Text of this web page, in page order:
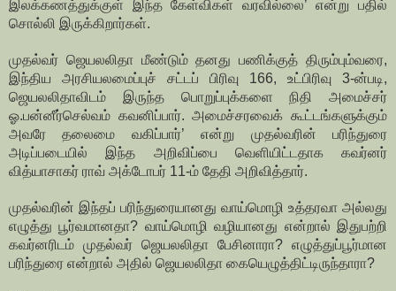
இலக்கணத்துக்குள் இந்த கேள்விகள் வரவில்லை’ என்று பதில்
சொல்லி இருக்கிறார்கள்.
முதல்வர் ஜெயலலிதா மீண்டும் தனது பணிக்குத் திரும்பும்வரை,
இந்திய அரசியலமைப்புச் சட்டப் பிரிவு 166, உட்பிரிவு 3-ன்படி,
ஜெயலலிதாவிடம் இருந்த பொறுப்புக்களை நிதி அமைச்சர்
ஓ.பன்னீர்செல்வம் கவனிப்பார். அமைச்சரவைக் கூட்டங்களுக்கும்
அவரே தலைமை வகிப்பார்’ என்று முதல்வரின் பரிந்துரை
அடிப்படையில் இந்த அறிவிப்பை வெளியிட்டதாக கவர்னர்
வித்யாசாகர் ராவ் அக்டோபர் 11-ம் தேதி அறிவித்தார்.
முதல்வரின் இந்தப் பரிந்துரையானது வாய்மொழி உத்தரவா அல்லது
எழுத்து பூர்வமானதா? வாய்மொழி வழியானது என்றால் இதுபற்றி
கவர்னரிடம் முதல்வர் ஜெயலலிதா பேசினாரா? எழுத்துப்பூர்மான
பரிந்துரை என்றால் அதில் ஜெயலலிதா கையெழுத்திட்டிருந்தாரா?